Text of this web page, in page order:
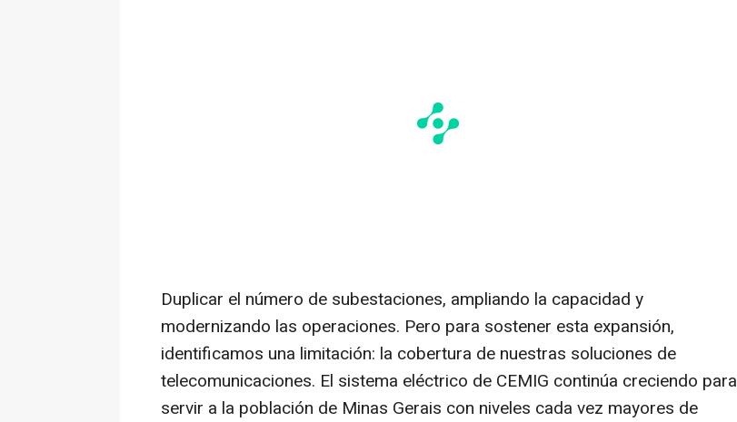
Duplicar el número de subestaciones, ampliando la capacidad y
modernizando las operaciones. Pero para sostener esta expansión,
identificamos una limitación: la cobertura de nuestras soluciones de
telecomunicaciones. El sistema eléctrico de CEMIG continúa creciendo para
servir a la población de Minas Gerais con niveles cada vez mayores de